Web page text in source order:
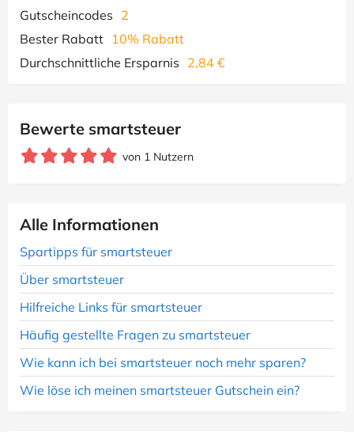
Gutscheincodes 2
Bester Rabatt 10% Rabatt
Durchschnittliche Ersparnis 2,84 €
Bewerte smartsteuer
von 1 Nutzern
Alle Informationen
Spartipps für smartsteuer
Über smartsteuer
Hilfreiche Links für smartsteuer
Häufig gestellte Fragen zu smartsteuer
Wie kann ich bei smartsteuer noch mehr sparen?
Wie löse ich meinen smartsteuer Gutschein ein?